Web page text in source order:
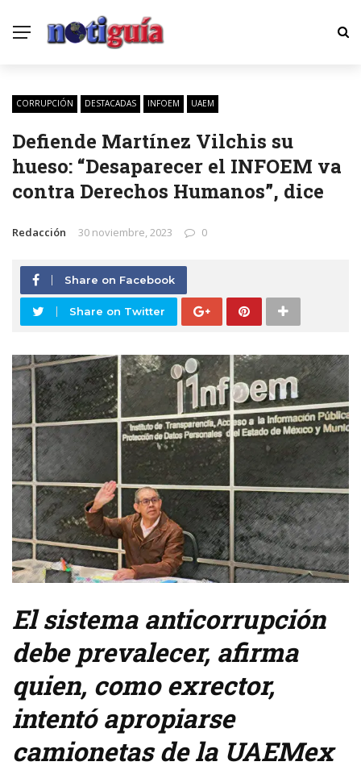
CORRUPCIÓN DESTACADAS INFOEM UAEM
Defiende Martínez Vilchis su
hueso: “Desaparecer el INFOEM va
contra Derechos Humanos”, dice
Redacción 30 noviembre, 2023 0
Share on Facebook
Share on Twitter
El sistema anticorrupción
debe prevalecer, afirma
quien, como exrector,
intentó apropiarse
camionetas de la UAEMex